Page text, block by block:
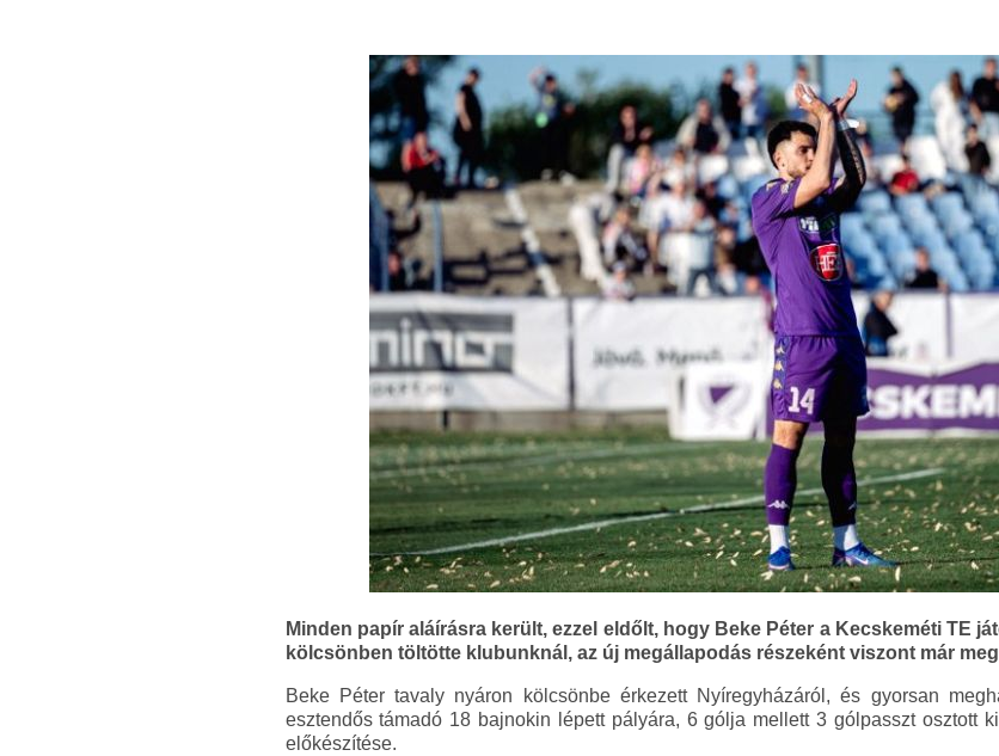
Minden papír aláírásra került, ezzel eldőlt, hogy Beke Péter a Kecskeméti TE
kölcsönben töltötte klubunknál, az új megállapodás részeként viszont már
Beke Péter tavaly nyáron kölcsönbe érkezett Nyíregyházáról, és gyorsan
esztendős támadó 18 bajnokin lépett pályára, 6 gólja mellett 3 gólpasszt osztott
előkészítése.